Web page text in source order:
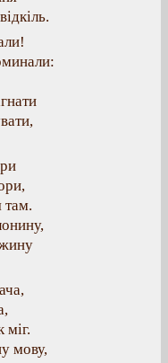
там.
міг.
мову,